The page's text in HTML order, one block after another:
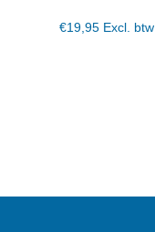
€19,95 Excl. btw